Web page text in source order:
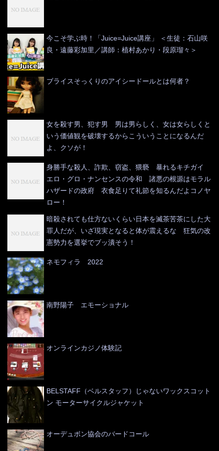
今こそ学ぶ時！「Juice=Juice講座」 ＜生徒：石山咲
良・遠藤彩加里／講師：植村あかり・段原瑠々＞
ブライスそっくりのアイシードールとは何者？
女を殺す男、犯す男 男は男らしく、女は女らしくと
いう価値観を破壊するからこういうことになるんだ
よ、クソが！
身勝手な殺人、詐欺、窃盗、猥褻 暴れるキチガイ
エロ・グロ・ナンセンスの令和 諸悪の根源はモラル
ハザードの政府 衣食足りて礼節を知るんだよコノヤ
ロー！
暗殺されても仕方ないくらい日本を滅茶苦茶にした大
罪人だが、いざ現実となると体が震えるな 狂気の改
憲勢力を選挙でブッ潰そう！
ネモフィラ 2022
南野陽子 エモーショナル
オンラインカジノ体験記
BELSTAFF（ベルスタッフ）じゃないワックスコット
ン モーターサイクルジャケット
オーデュボン協会のバードコール